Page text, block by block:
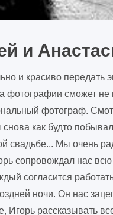
и
и красиво передать
фотографии сможет не
фотограф.
как будто
свадьбе... Мы очень
сопровождал нас всю
согласится
ночи. Он нас
Игорь рассказывать